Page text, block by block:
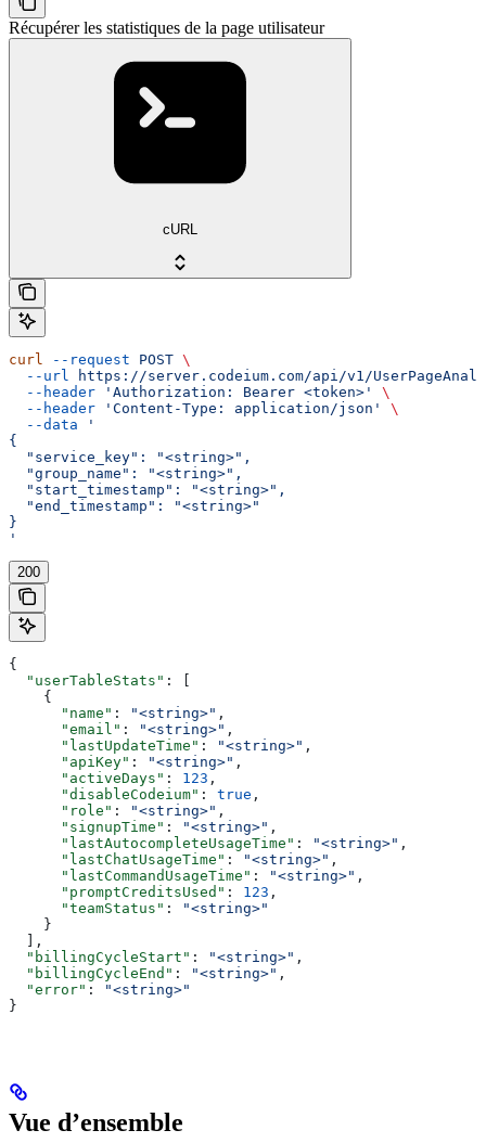
Récupérer les statistiques de la page utilisateur
cURL
curl --request POST \
  --url
https://server.codeium.com/api/v1/
  --header
'Authorization: Bearer <token>'
\
  --header
'Content-Type: application/json'
\
  --data
'
{
  "service_key": "<string>",
  "group_name": "<string>",
  "start_timestamp": "<string>",
  "end_timestamp": "<string>"
}
'
200
{
  "userTableStats"
: [
    {
      "name"
: "<string>" ,
      "email"
: "<string>" ,
      "lastUpdateTime"
: "<string>" ,
      "apiKey"
: "<string>" ,
      "activeDays"
: 123 ,
      "disableCodeium"
: true ,
      "role"
: "<string>" ,
      "signupTime"
: "<string>" ,
      "lastAutocompleteUsageTime"
: "<string>" ,
      "lastChatUsageTime"
: "<string>" ,
      "lastCommandUsageTime"
: "<string>" ,
      "promptCreditsUsed"
: 123 ,
      "teamStatus"
:
"<string>"
    }
  ],
  "billingCycleStart"
: "<string>" ,
  "billingCycleEnd"
: "<string>" ,
  "error"
:
"<string>"
}
Vue d’ensemble